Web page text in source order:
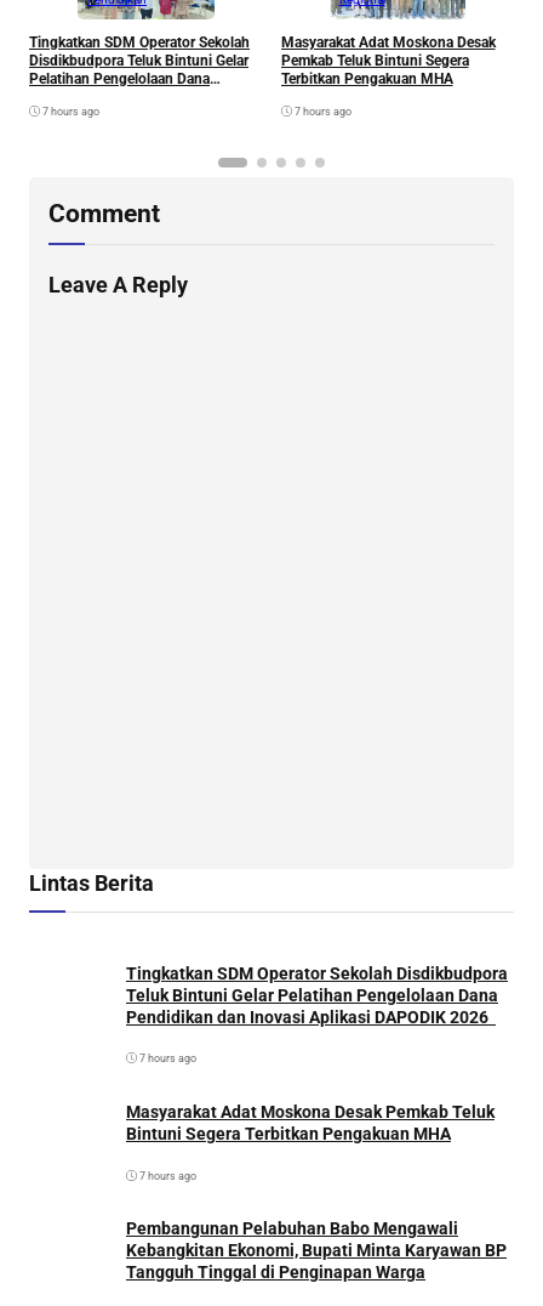
Tingkatkan SDM Operator Sekolah
Disdikbudpora Teluk Bintuni Gelar
Pelatihan Pengelolaan Dana
7 hours ago
Masyarakat Adat Moskona Desak
Pemkab Teluk Bintuni Segera
Terbitkan Pengakuan MHA
7 hours ago
Comment
Leave A Reply
Lintas Berita
Tingkatkan SDM Operator Sekolah Disdikbudpora
Teluk Bintuni Gelar Pelatihan Pengelolaan Dana
7 hours ago
Masyarakat Adat Moskona Desak Pemkab Teluk
Bintuni Segera Terbitkan Pengakuan MHA
7 hours ago
Pembangunan Pelabuhan Babo Mengawali
Kebangkitan Ekonomi, Bupati Minta Karyawan BP
Tangguh Tinggal di Penginapan Warga